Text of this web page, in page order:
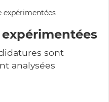
sont
analysées